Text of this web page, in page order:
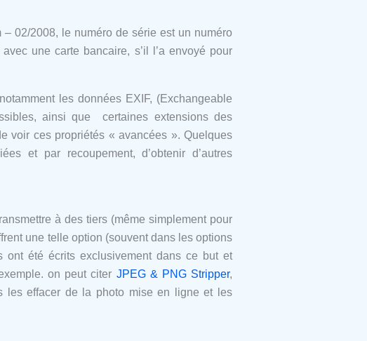
02/2008, le numéro de série est un numéro
une carte bancaire, s’il l’a envoyé pour
les données EXIF, (Exchangeable
ainsi que certaines extensions des
voir ces propriétés « avancées ». Quelques
et par recoupement, d’obtenir d’autres
à des tiers (même simplement pour
une telle option (souvent dans les options
ont été écrits exclusivement dans ce but et
on peut citer JPEG & PNG Stripper,
les effacer de la photo mise en ligne et les